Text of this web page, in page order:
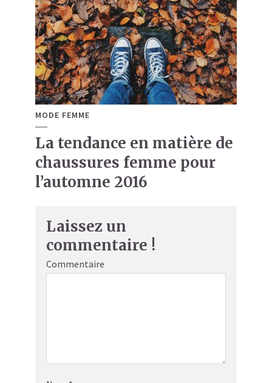
MODE FEMME
La tendance en matière de
chaussures femme pour
l’automne 2016
Laissez un
commentaire !
Commentaire